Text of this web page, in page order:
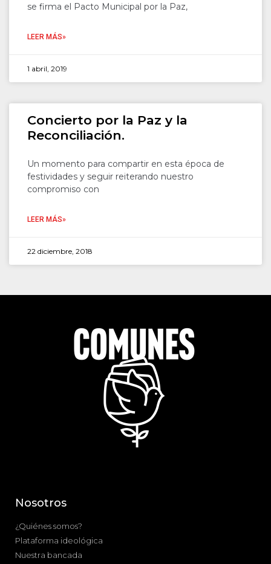
se firma el Pacto Municipal por la Paz,
LEER MÁS»
1 abril, 2019
Concierto por la Paz y la
Reconciliación.
Un momento para compartir en esta época de
festividades y seguir reiterando nuestro
compromiso con
LEER MÁS»
22 diciembre, 2018
Nosotros
¿Quiénes somos?
Plataforma ideológica
Nuestra bancada